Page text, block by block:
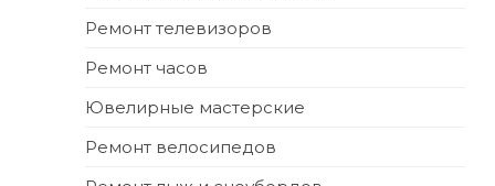
Ремонт телевизоров
Ремонт часов
Ювелирные мастерские
Ремонт велосипедов